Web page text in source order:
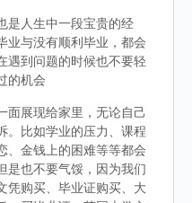
是人生中一段宝贵的经
业与没有顺利毕业，都会
遇到问题的时候也不要轻
的机会
面展现给家里，无论自己
。比如学业的压力、课程
、金钱上的困难等等都会
是也不要气馁，因为我们
凭购买、毕业证购买、大